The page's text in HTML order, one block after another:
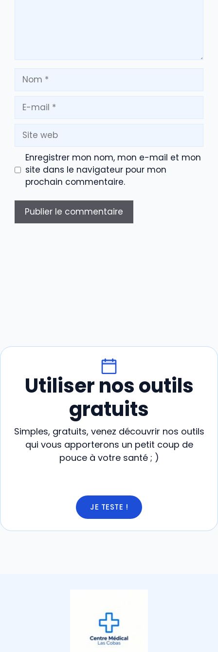
Nom
mail
Site
web
Enregistrer mon nom, mon e-mail et mon
site dans le navigateur pour mon
prochain commentaire.
Utiliser nos outils
gratuits
Simples, gratuits, venez découvrir nos outils
qui vous apporterons un petit coup de
pouce à votre santé ; )
JE TESTE !